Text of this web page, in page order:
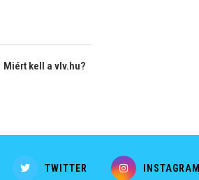
Miért kell a vlv.hu?
TWITTER INSTAGRAM